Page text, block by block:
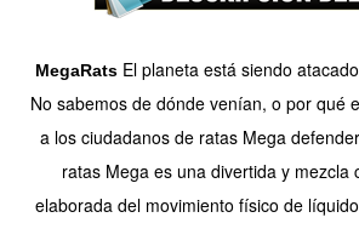
MegaRats El planeta está siendo
No sabemos de dónde venían, o por qué
a los ciudadanos de ratas Mega
ratas Mega es una divertida y mezcla
elaborada del movimiento físico de